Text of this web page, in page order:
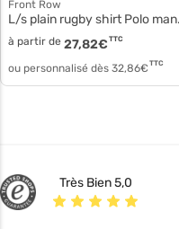
Front Row
L/s plain rugby shirt Polo manches longues fr001
à partir de 27,82€ TTC
ou personnalisé dès 32,86€ TTC
Très Bien 5,0